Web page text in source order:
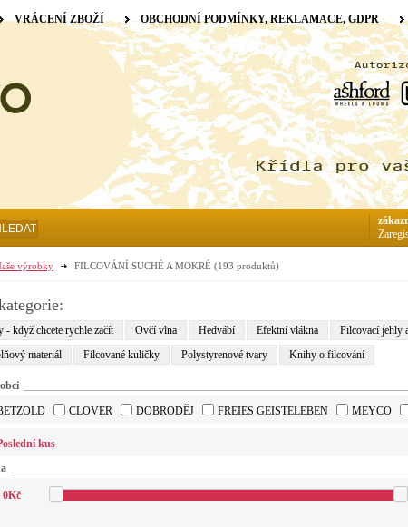
výrobky FILCOVÁNÍ SUCHÉ A MOKRÉ (193 produktů)
- když chcete rychle začít Ovčí vlna Hedvábí Efektní vlákna Filcovací jehly
materiál
Filcované kuličky Polystyrenové tvary Knihy o filcování
CLOVER DOBRODĚJ FREIES GEISTELEBEN MEYCO
kus
0Kč
VRÁCENÍ ZBOŽÍ OBCHODNÍ PODMÍNKY, REKLAMACE, GDPR